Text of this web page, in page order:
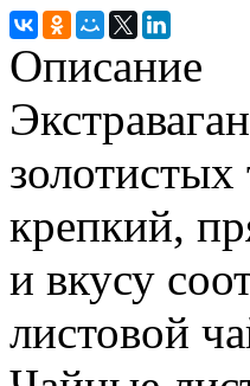
Описание
крепкий,
и вкусу
листовой